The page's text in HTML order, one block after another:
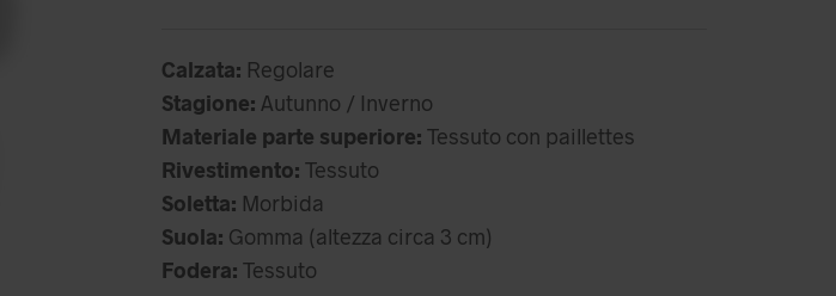
44,99 €.
Calzata: Regolare
Stagione: Autunno / Inverno
Materiale parte superiore: Tessuto con paillettes
Rivestimento: Tessuto
Soletta: Morbida
Suola: Gomma (altezza circa 3 cm)
Fodera: Tessuto